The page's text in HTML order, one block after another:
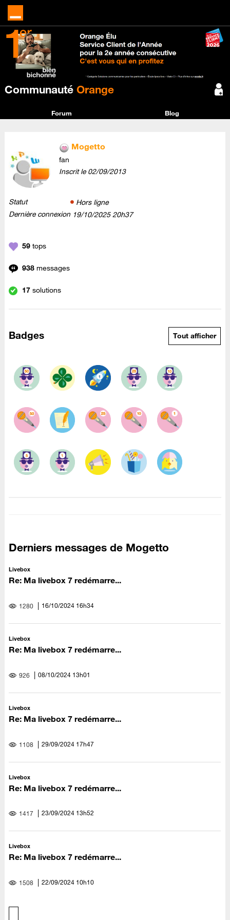
Communauté Orange
Forum Blog
Mogetto
fan
Inscrit le‎02/09/2013
Statut
Hors ligne
Dernière connexion ‎19/10/2025 20h37
59 tops
938 messages
17 solutions
Badges Tout afficher
Derniers messages de Mogetto
Livebox
Re: Ma livebox 7 redémarre...
1280 ‎16/10/2024 16h34
Livebox
Re: Ma livebox 7 redémarre...
926 ‎08/10/2024 13h01
Livebox
Re: Ma livebox 7 redémarre...
1108 ‎29/09/2024 17h47
Livebox
Re: Ma livebox 7 redémarre...
1417 ‎23/09/2024 13h52
Livebox
Re: Ma livebox 7 redémarre...
1508 ‎22/09/2024 10h10